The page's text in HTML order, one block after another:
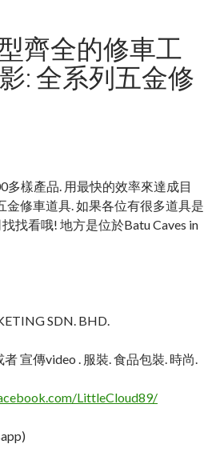
齊全的修車工
: 全系列五金修
多樣產品. 用最快的效率來達成目
金修車道具. 如果各位有很多道具是
找看哦! 地方是位於Batu Caves in
SDN. BHD.
宣傳video . 服裝. 食品包裝. 時尚.
LittleCloud89/